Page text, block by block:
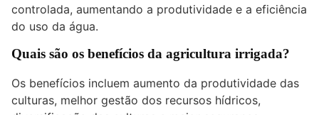
controlada, aumentando a produtividade e a eficiência
do uso da água.
Quais são os benefícios da agricultura irrigada?
Os benefícios incluem aumento da produtividade das
culturas, melhor gestão dos recursos hídricos,